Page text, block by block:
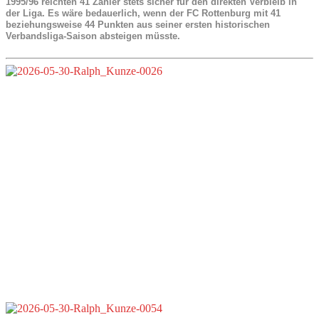
der Liga. Es wäre bedauerlich, wenn der FC Rottenburg mit 41
beziehungsweise 44 Punkten aus seiner ersten historischen
Verbandsliga-Saison absteigen müsste.